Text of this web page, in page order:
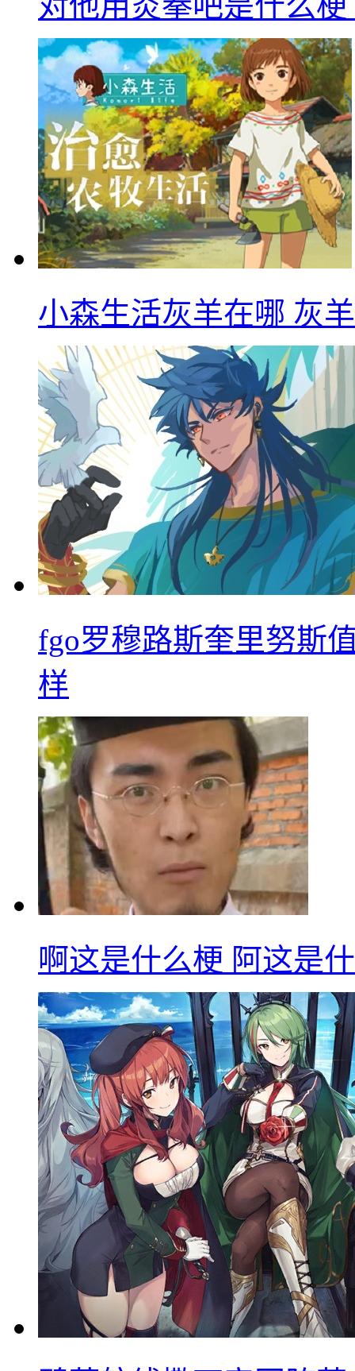
小森生活灰羊在哪 灰
fgo罗穆路斯奎里努斯
样
啊这是什么梗 阿这是